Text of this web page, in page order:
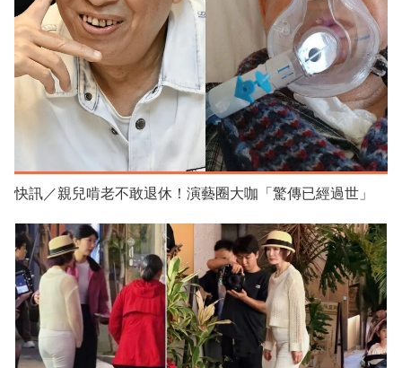
快訊／親兒啃老不敢退休！演藝圈大咖「驚傳已經過世」